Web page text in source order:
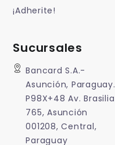
¡Adherite!
Sucursales
Bancard S.A.-
Asunción, Paraguay.
P98X+48 Av. Brasilia
765, Asunción
001208, Central,
Paraguay